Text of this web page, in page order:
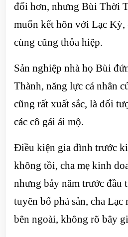
đối hơn, nhưng Bùi Thời
muốn kết hôn với Lạc Kỳ,
cùng cũng thỏa hiệp.
Sản nghiệp nhà họ Bùi
Thành, năng lực cá nhân
cũng rất xuất sắc, là đối
các cô gái ái mộ.
Điều kiện gia đình trước
không tồi, cha mẹ kinh
nhưng bảy năm trước đầu
tuyên bố phá sản, cha Lạc
bên ngoài, không rõ bây